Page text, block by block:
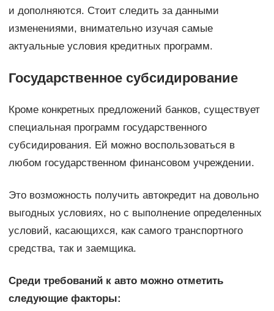
и дополняются. Стоит следить за данными
изменениями, внимательно изучая самые
актуальные условия кредитных программ.
Государственное субсидирование
Кроме конкретных предложений банков, существует
специальная программ государственного
субсидирования. Ей можно воспользоваться в
любом государственном финансовом учреждении.
Это возможность получить автокредит на довольно
выгодных условиях, но с выполнение определенных
условий, касающихся, как самого транспортного
средства, так и заемщика.
Среди требований к авто можно отметить
следующие факторы: